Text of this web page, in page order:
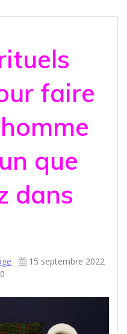
faire
que
dans
15 septembre 2022
0